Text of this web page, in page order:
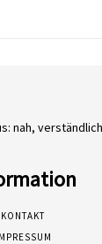
nah,
KONTAKT